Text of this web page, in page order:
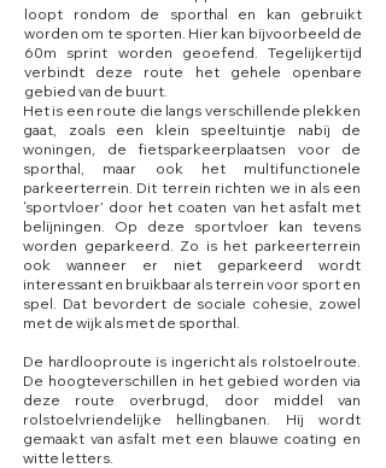
loopt rondom de sporthal en kan gebruikt
worden om te sporten. Hier kan bijvoorbeeld de
60m sprint worden geoefend. Tegelijkertijd
verbindt deze route het gehele openbare
gebied van de buurt.
Het is een route die langs verschillende plekken
gaat, zoals een klein speeltuintje nabij de
woningen, de fietsparkeerplaatsen voor de
sporthal, maar ook het multifunctionele
parkeerterrein. Dit terrein richten we in als een
‘sportvloer’ door het coaten van het asfalt met
belijningen. Op deze sportvloer kan tevens
worden geparkeerd. Zo is het parkeerterrein
ook wanneer er niet geparkeerd wordt
interessant en bruikbaar als terrein voor sport en
spel. Dat bevordert de sociale cohesie, zowel
met de wijk als met de sporthal.
De hardlooproute is ingericht als rolstoelroute.
De hoogteverschillen in het gebied worden via
deze route overbrugd, door middel van
rolstoelvriendelijke hellingbanen. Hij wordt
gemaakt van asfalt met een blauwe coating en
witte letters.